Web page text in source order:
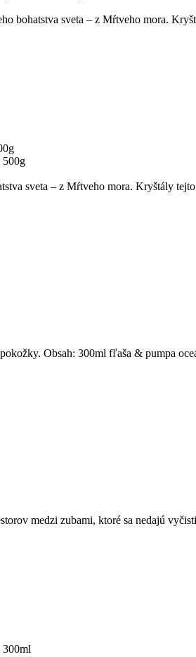
bohatstva sveta – z Mŕtveho mora.
sveta – z Mŕtveho mora. Kryštály
Obsah: 300ml fľaša & pumpa
medzi zubami, ktoré sa nedajú